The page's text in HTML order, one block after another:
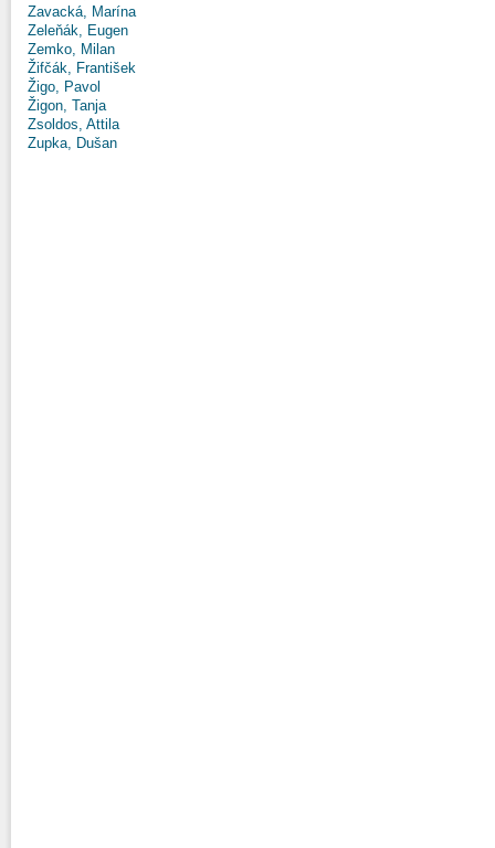
Zavacká, Marína
Zeleňák, Eugen
Zemko, Milan
Žifčák, František
Žigo, Pavol
Žigon, Tanja
Zsoldos, Attila
Zupka, Dušan